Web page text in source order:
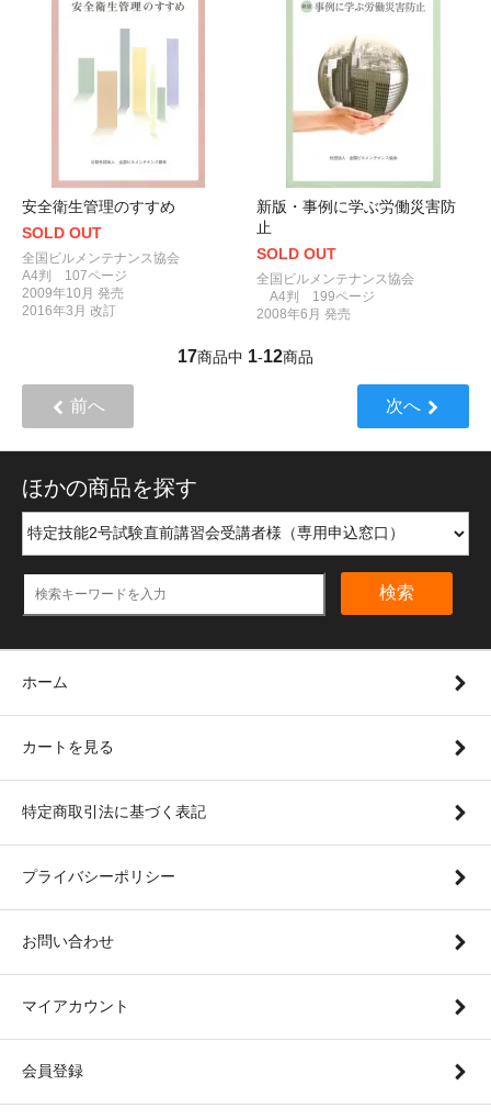
安全衛生管理のすすめ
SOLD OUT
全国ビルメンテナンス協会
A4判 107ページ
2009年10月 発売
2016年3月 改訂
新版・事例に学ぶ労働災害防
止
SOLD OUT
全国ビルメンテナンス協会
A4判 199ページ
2008年6月 発売
17商品中 1-12商品
前へ 次へ
ほかの商品を探す
検索
ホーム
カートを見る
特定商取引法に基づく表記
プライバシーポリシー
お問い合わせ
マイアカウント
会員登録